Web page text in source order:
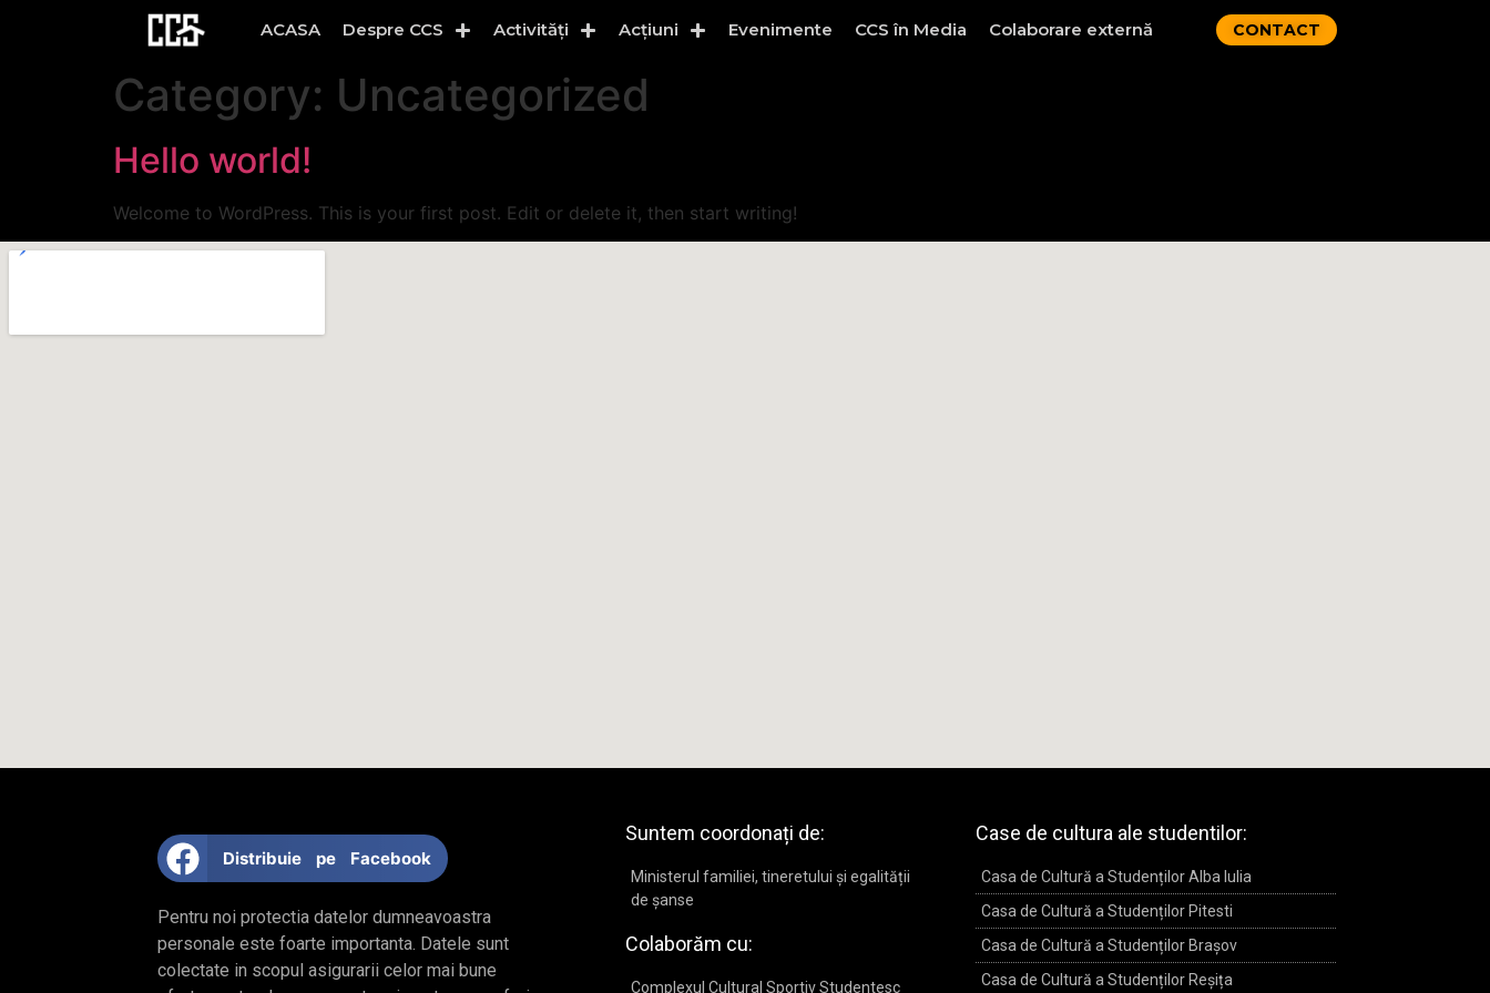
ACASA Despre CCS Activități Acțiuni Evenimente CCS în Media Colaborare externă CONTACT
Category: Uncategorized
Hello world!
Welcome to WordPress. This is your first post. Edit or delete it, then start writing!
Distribuie pe Facebook
Pentru noi protectia datelor dumneavoastra
personale este foarte importanta. Datele sunt
colectate in scopul asigurarii celor mai bune
Suntem coordonați de:
Ministerul familiei, tineretului și egalității
de șanse
Colaborăm cu:
Complexul Cultural Sportiv Studentesc
Case de cultura ale studentilor:
Casa de Cultură a Studenților Alba Iulia
Casa de Cultură a Studenților Pitesti
Casa de Cultură a Studenților Brașov
Casa de Cultură a Studenților Reșița